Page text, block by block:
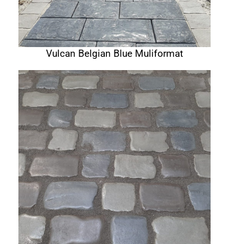
Vulcan Belgian Blue Muliformat